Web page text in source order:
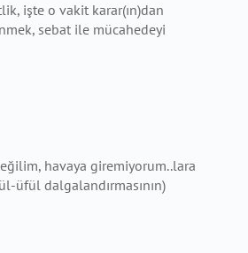
işte o vakit karar(ın)dan
sebat ile mücahedeyi
havaya giremiyorum..lara
üfül dalgalandırmasının)